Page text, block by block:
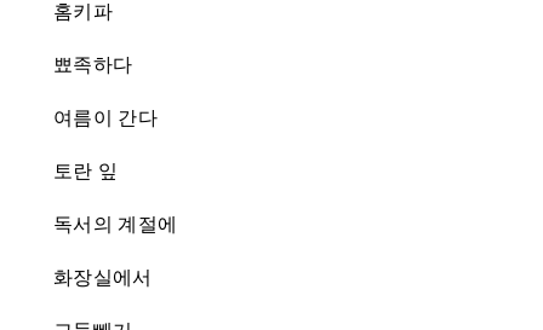
홈키파
뾰족하다
여름이 간다
토란 잎
독서의 계절에
화장실에서